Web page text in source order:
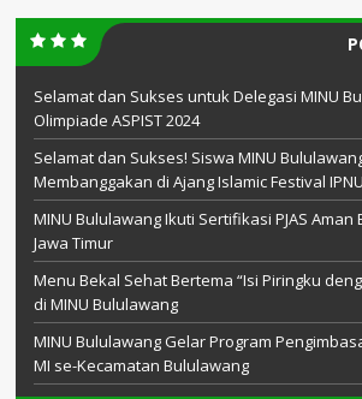
Selamat dan Sukses untuk Delegasi MINU
Olimpiade ASPIST 2024
Selamat dan Sukses! Siswa MINU
Membanggakan di Ajang Islamic Festival
MINU Bululawang Ikuti Sertifikasi PJAS Aman
Jawa Timur
Menu Bekal Sehat Bertema “Isi Piringku
di MINU Bululawang
MINU Bululawang Gelar Program
MI se-Kecamatan Bululawang